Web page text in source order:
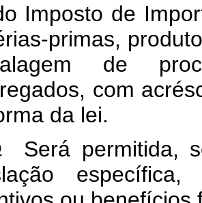
Imposto de
primas,
de
com
da lei.
Será permitida,